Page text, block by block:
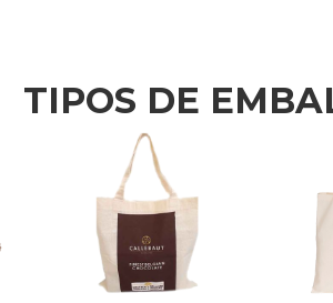
TIPOS DE